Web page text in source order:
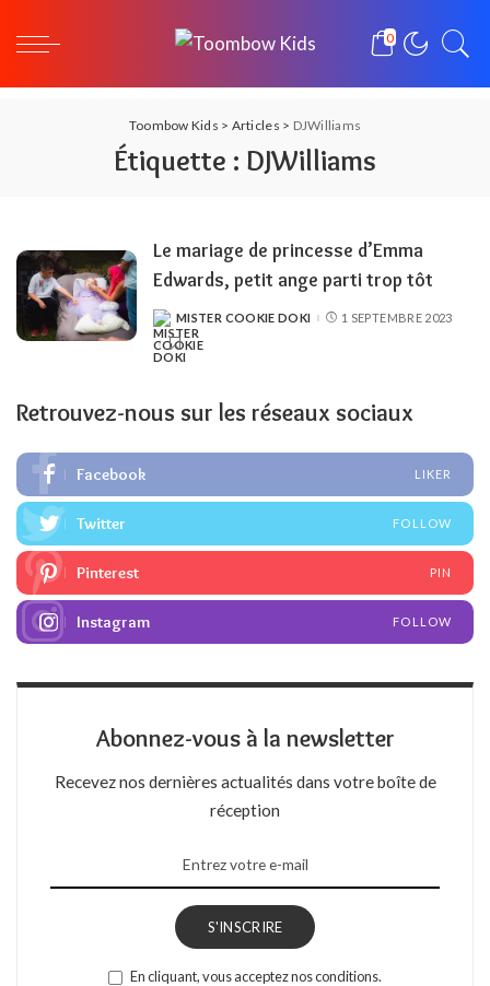
0
Toombow Kids > Articles > DJWilliams
Étiquette : DJWilliams
Le mariage de princesse d’Emma
Edwards, petit ange parti trop tôt
POSTED
BY
MISTER COOKIE DOKI 1 SEPTEMBRE 2023
Retrouvez-nous sur les réseaux sociaux
Facebook LIKER
Twitter FOLLOW
Pinterest PIN
Instagram FOLLOW
Abonnez-vous à la newsletter
Recevez nos dernières actualités dans votre boîte de
réception
S'INSCRIRE
En cliquant, vous acceptez nos conditions.